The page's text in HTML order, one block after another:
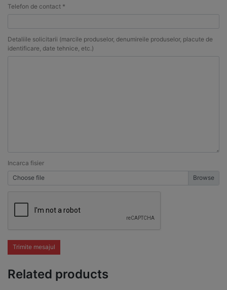
Telefon de contact *
Detaliile solicitarii (marcile produselor, denumireile produselor, placute de
identificare, date tehnice, etc.)
Incarca fisier
Choose file
Trimite mesajul
Related products